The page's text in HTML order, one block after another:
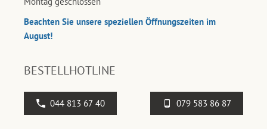
Beachten Sie unsere speziellen Öffnungszeiten im
August!
BESTELLHOTLINE
044 813 67 40 079 583 86 87